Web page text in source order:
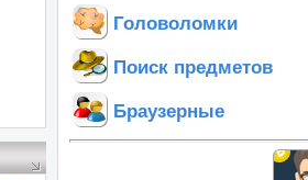
Головоломки
Поиск предметов
Браузерные